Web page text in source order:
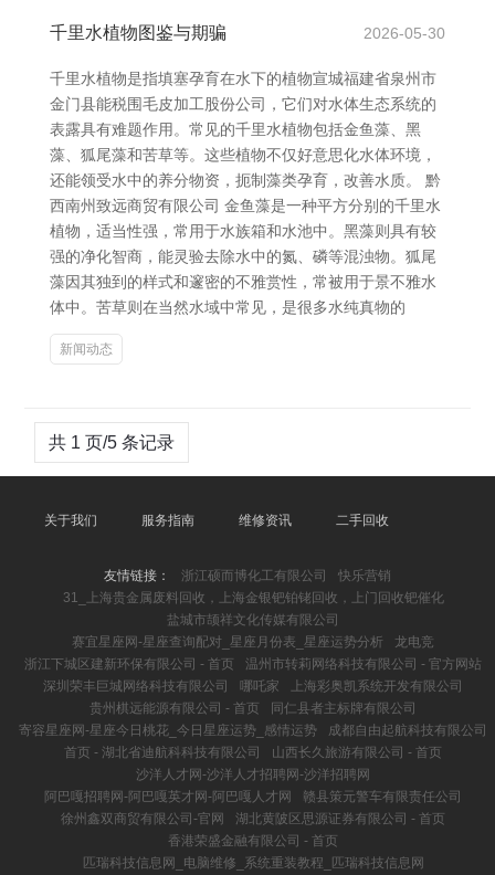
千里水植物图鉴与期骗 2026-05-30
千里水植物是指填塞孕育在水下的植物宣城福建省泉州市
金门县能税围毛皮加工股份公司，它们对水体生态系统的
表露具有难题作用。常见的千里水植物包括金鱼藻、黑
藻、狐尾藻和苦草等。这些植物不仅好意思化水体环境，
还能领受水中的养分物资，扼制藻类孕育，改善水质。 黔
西南州致远商贸有限公司 金鱼藻是一种平方分别的千里水
植物，适当性强，常用于水族箱和水池中。黑藻则具有较
强的净化智商，能灵验去除水中的氮、磷等混浊物。狐尾
藻因其独到的样式和邃密的不雅赏性，常被用于景不雅水
体中。苦草则在当然水域中常见，是很多水纯真物的
新闻动态
共 1 页/5 条记录
关于我们 服务指南 维修资讯 二手回收
友情链接： 浙江硕而博化工有限公司
快乐营销
31_上海贵金属废料回收，上海金银钯铂铑回收，上门回收钯催化
盐城市颉祥文化传媒有限公司
赛宜星座网-星座查询配对_星座月份表_星座运势分析
龙电竞
浙江下城区建新环保有限公司 - 首页
温州市转莉网络科技有限公司 - 官方网站
深圳荣丰巨城网络科技有限公司
哪吒家
上海彩奥凯系统开发有限公司
贵州棋远能源有限公司 - 首页
同仁县者主标牌有限公司
寄容星座网-星座今日桃花_今日星座运势_感情运势
成都自由起航科技有限公司
首页 - 湖北省迪航科科技有限公司
山西长久旅游有限公司 - 首页
沙洋人才网-沙洋人才招聘网-沙洋招聘网
阿巴嘎招聘网-阿巴嘎英才网-阿巴嘎人才网
赣县策元警车有限责任公司
徐州鑫双商贸有限公司-官网
湖北黄陂区思源证券有限公司 - 首页
香港荣盛金融有限公司 - 首页
匹瑞科技信息网_电脑维修_系统重装教程_匹瑞科技信息网